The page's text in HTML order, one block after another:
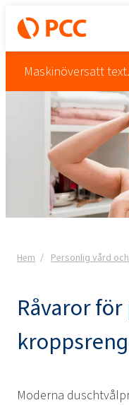
Maskinöversatt
Hem Personlig vård
Råvaror
Moderna